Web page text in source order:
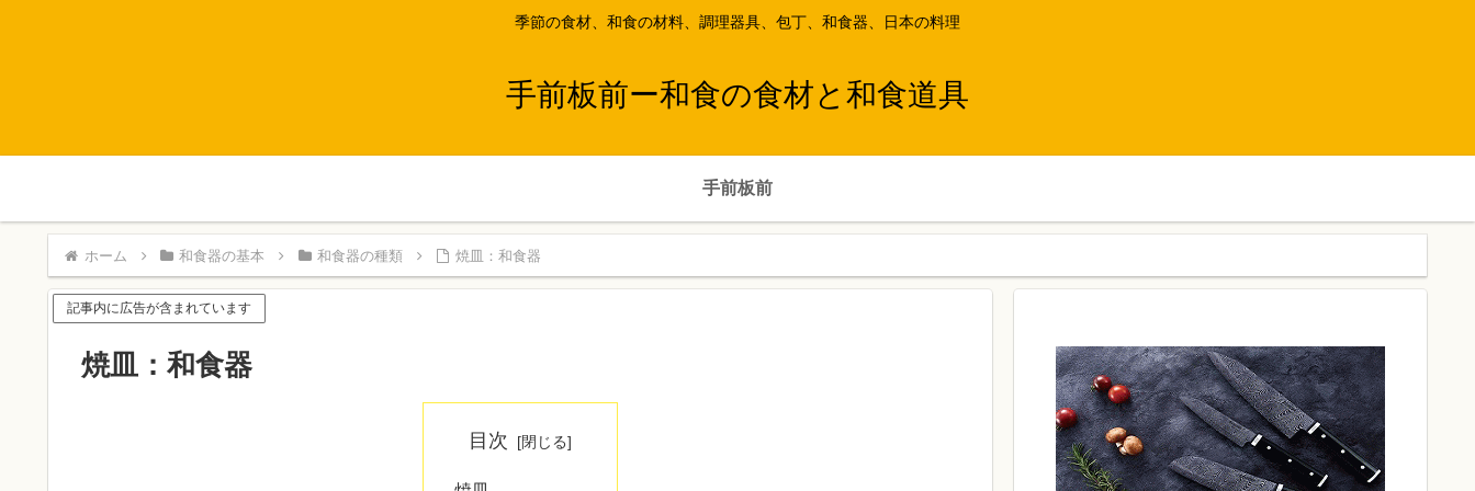
季節の食材、和食の材料、調理器具、包丁、和食器、日本の料理
手前板前ー和食の食材と和食道具
手前板前
ホーム 和食器の基本 和食器の種類 焼皿：和食器
記事内に広告が含まれています
焼皿：和食器
目次